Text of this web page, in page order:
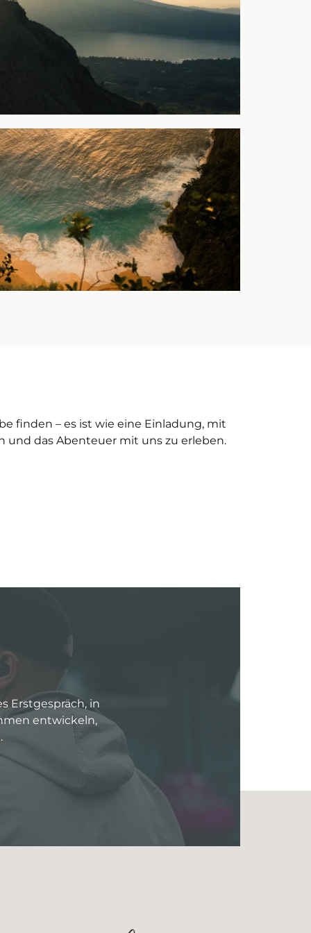
finden – es ist wie eine Einladung, mit
und das Abenteuer mit uns zu erleben.
Erstgespräch, in
entwickeln,